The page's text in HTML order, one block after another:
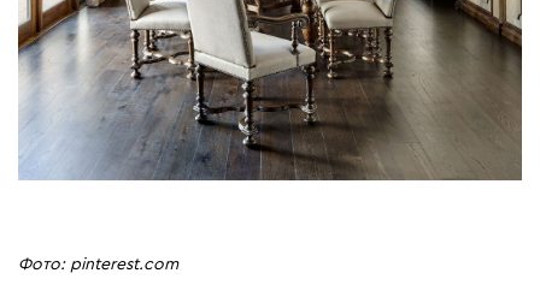
Фото: pinterest.com